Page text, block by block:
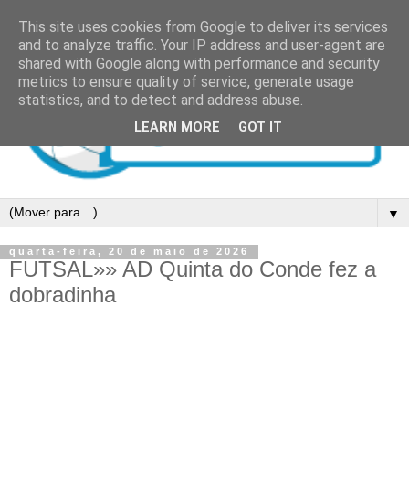
▼
quarta-feira, 20 de maio de 2026
FUTSAL»» AD Quinta do Conde fez a
dobradinha
This site uses cookies from Google to deliver its services
and to analyze traffic. Your IP address and user-agent are
shared with Google along with performance and security
metrics to ensure quality of service, generate usage
statistics, and to detect and address abuse.
LEARN MORE GOT IT